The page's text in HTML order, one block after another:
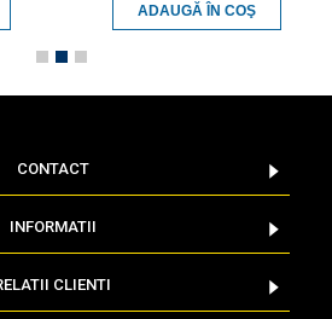
ADAUGĂ ÎN COŞ
CONTACT
INFORMATII
CLIENTI